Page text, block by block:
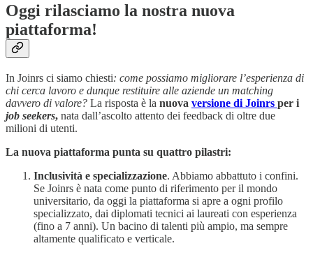
Oggi rilasciamo la nostra nuova
piattaforma!
In Joinrs ci siamo chiesti: come possiamo migliorare l’esperienza di
chi cerca lavoro e dunque restituire alle aziende un matching
davvero di valore? La risposta è la nuova versione di Joinrs per i
job seekers, nata dall’ascolto attento dei feedback di oltre due
milioni di utenti.
La nuova piattaforma punta su quattro pilastri:
Inclusività e specializzazione. Abbiamo abbattuto i confini.
Se Joinrs è nata come punto di riferimento per il mondo
universitario, da oggi la piattaforma si apre a ogni profilo
specializzato, dai diplomati tecnici ai laureati con esperienza
(fino a 7 anni). Un bacino di talenti più ampio, ma sempre
altamente qualificato e verticale.